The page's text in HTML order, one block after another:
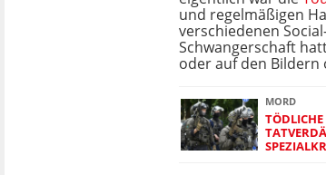
und regelmäßigen
verschiedenen
Schwangerschaft
oder auf den Bildern
MORD